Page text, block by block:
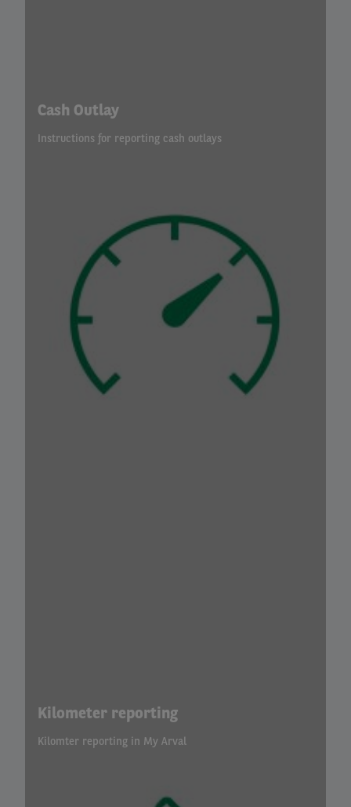
Cash Outlay
Instructions for reporting cash outlays
Kilometer reporting
Kilomter reporting in My Arval